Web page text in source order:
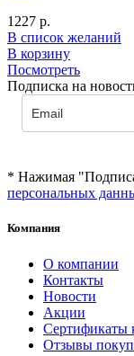
1227 р.
В список желаний
В корзину
Посмотреть
Подписка на
* Нажимая
персональных
Компания
О компании
Контакты
Новости
Акции
Сертификаты
Отзывы